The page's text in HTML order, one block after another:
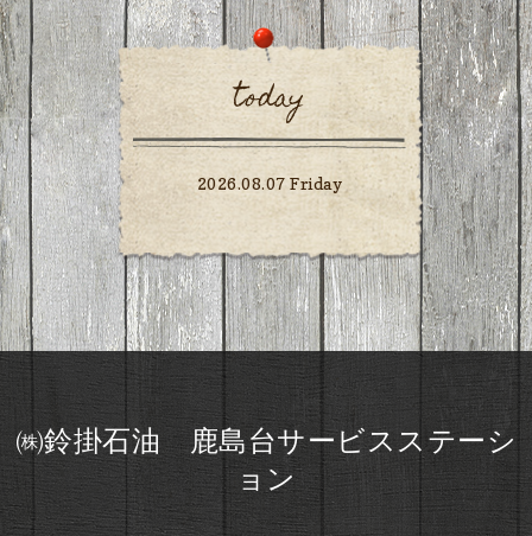
today
2026.08.07 Friday
㈱鈴掛石油 鹿島台サービスステーシ
ョン